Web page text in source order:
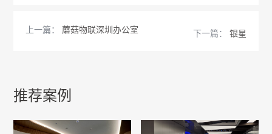
上一篇：蘑菇物联深圳办公室 下一篇： 银星
推荐案例